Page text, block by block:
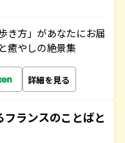
き方」があなたにお届
癒やしの絶景集
詳細を見る
フランスのことばと